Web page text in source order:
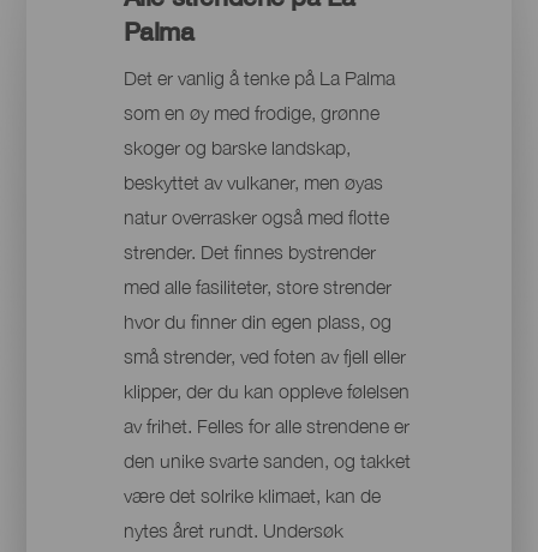
Palma
Det er vanlig å tenke på La Palma
som en øy med frodige, grønne
skoger og barske landskap,
beskyttet av vulkaner, men øyas
natur overrasker også med flotte
strender. Det finnes bystrender
med alle fasiliteter, store strender
hvor du finner din egen plass, og
små strender, ved foten av fjell eller
klipper, der du kan oppleve følelsen
av frihet. Felles for alle strendene er
den unike svarte sanden, og takket
være det solrike klimaet, kan de
nytes året rundt. Undersøk